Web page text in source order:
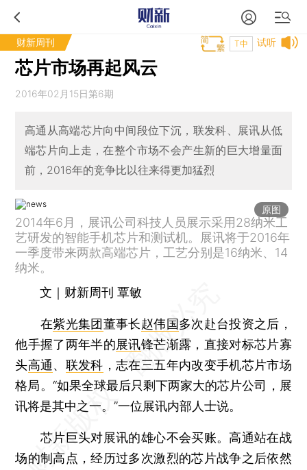
财新周刊 试听
T中
芯片市场再起风云
2016年02月15日第6期
高通从高端芯片向中间段位下沉，联发科、展讯从低
端芯片向上走，在整个市场不会产生新的巨大增量面
前，2016年的竞争比以往来得更加猛烈
原图
2014年6月，展讯公司科技人员展示采用28纳米工
艺研发的智能手机芯片和测试机。展讯将于2016年
一季度带来两款高端芯片，工艺分别是16纳米、14
纳米。
文｜财新周刊 覃敏
在紫光集团董事长赵伟国多次赴台投资之后，
他手握了两年半的展讯锋芒渐露，直接对标芯片寡
头高通、 联发科 ，志在三五年内改变手机芯片市场
格局。“如果全球最后只剩下两家大的芯片公司，展
讯将是其中之一。”一位展讯内部人士说。
芯片巨头对展讯的雄心不会买账。高通站在战
场的制高点，经历过多次激烈的芯片战争之后依然